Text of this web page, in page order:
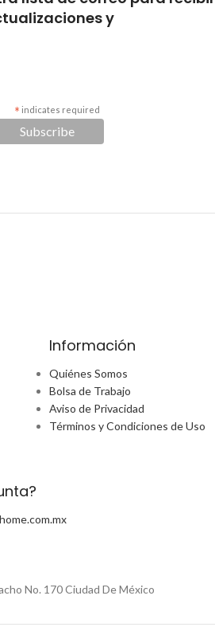
y
* indicates required
Información
Quiénes Somos
Bolsa de Trabajo
Aviso de Privacidad
Términos y Condiciones de Uso
No. 170 Ciudad De México